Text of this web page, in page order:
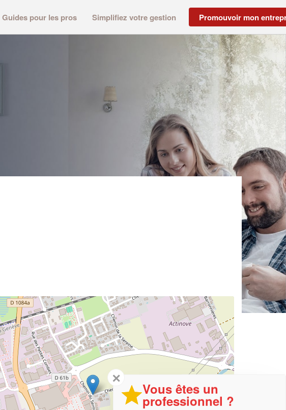
Guides pour les pros Simplifiez votre gestion Promouvoir mon
✕
Vous êtes un
professionnel ?